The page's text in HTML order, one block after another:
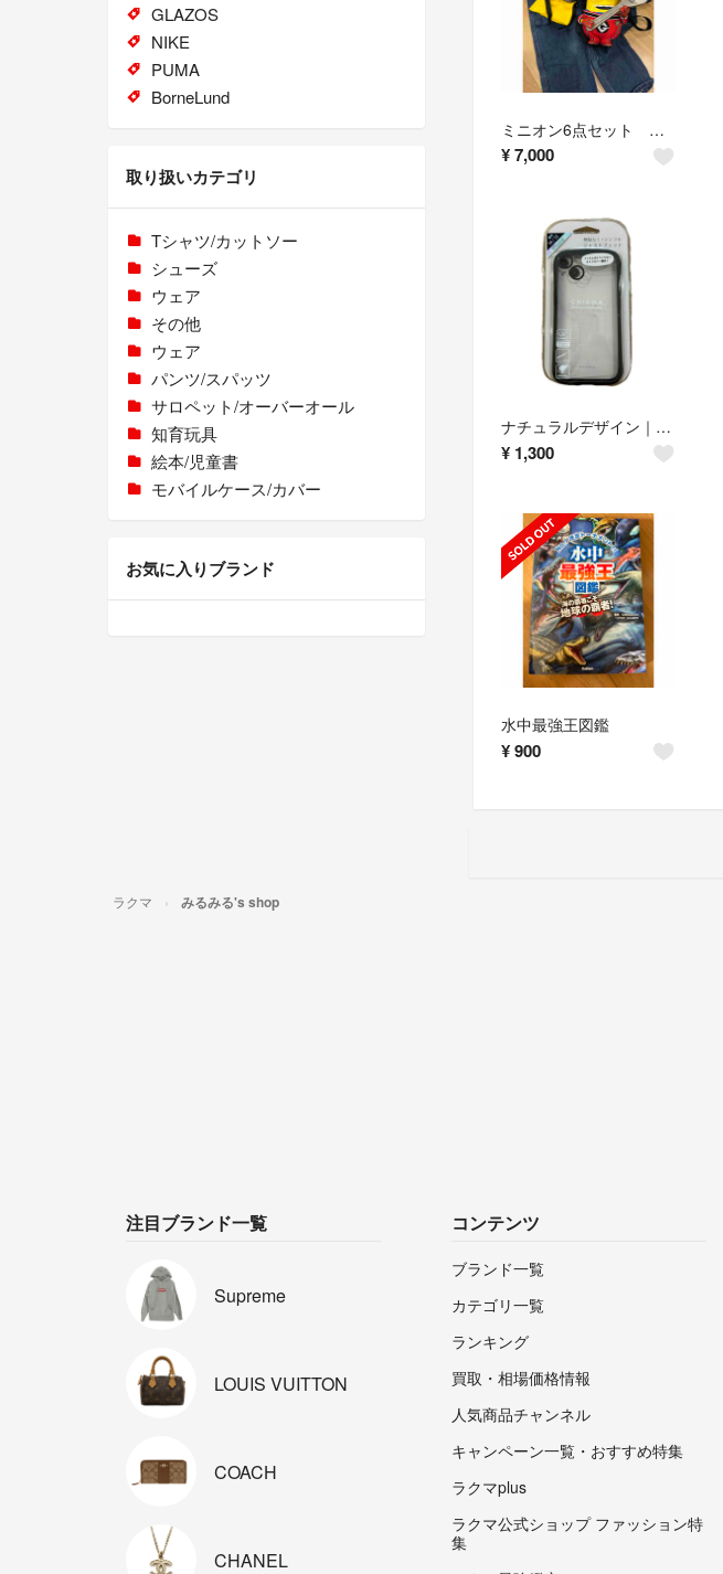
ミニオン6点セット サイズ160
¥7,000
ナチュラルデザイン｜NATURAL design iPhone 14 6.1イン
¥ 1,300
水中最強王図鑑
¥900
GLAZOS
NIKE
PUMA
BorneLund
取り扱いカテゴリ
Tシャツ/カットソー
シューズ
ウェア
その他
ウェア
パンツ/スパッツ
サロペット/オーバーオール
知育玩具
絵本/児童書
モバイルケース/カバー
お気に入りブランド
ラクマ みるみる's shop
注目ブランド一覧
Supreme
LOUIS VUITTON
COACH
CHANEL
コンテンツ
ブランド一覧
カテゴリ一覧
ランキング
買取・相場価格情報
人気商品チャンネル
キャンペーン一覧・おすすめ特集
ラクマplus
ラクマ公式ショップ ファッション特
集